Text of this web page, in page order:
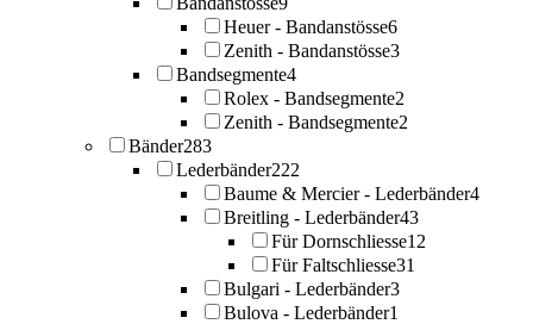
Heuer - Bandanstösse6
Zenith - Bandanstösse3
Bandsegmente4
Rolex - Bandsegmente2
Zenith - Bandsegmente2
Bänder283
Lederbänder222
Baume & Mercier - Lederbänder4
Breitling - Lederbänder43
Für Dornschliesse12
Für Faltschliesse31
Bulgari - Lederbänder3
Bulova - Lederbänder1